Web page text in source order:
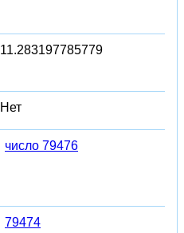
11.283197785779
Нет
число 79476
79474